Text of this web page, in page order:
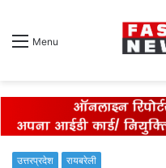
Menu
उत्तरप्रदेश रायबरेली